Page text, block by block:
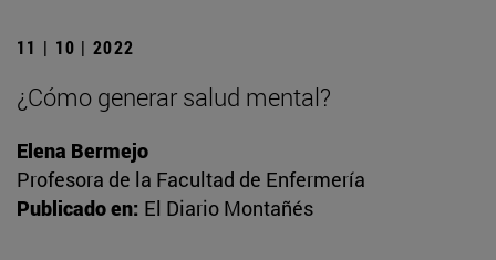
11 | 10 | 2022
¿Cómo generar salud mental?
Elena Bermejo
Profesora de la Facultad de Enfermería
Publicado en: El Diario Montañés